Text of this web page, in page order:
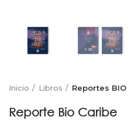
Inicio Libros Reportes BIO
Reporte Bio Caribe